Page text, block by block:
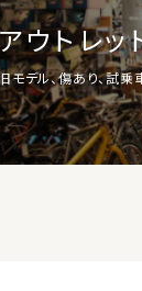
アウトレッ
モデル、傷あり、試